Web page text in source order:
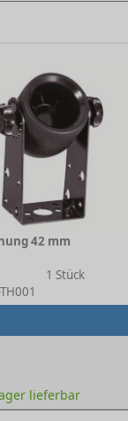
42 mm
1 Stück
lieferbar